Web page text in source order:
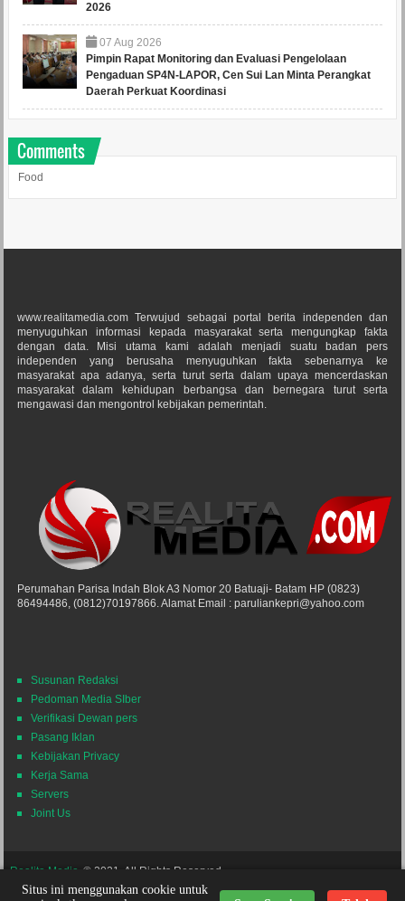
2026
07 Aug 2026
Pimpin Rapat Monitoring dan Evaluasi Pengelolaan
Pengaduan SP4N-LAPOR, Cen Sui Lan Minta Perangkat
Daerah Perkuat Koordinasi
Comments
Food
www.realitamedia.com Terwujud sebagai portal berita independen dan
menyuguhkan informasi kepada masyarakat serta mengungkap fakta
dengan data. Misi utama kami adalah menjadi suatu badan pers
independen yang berusaha menyuguhkan fakta sebenarnya ke
masyarakat apa adanya, serta turut serta dalam upaya mencerdaskan
masyarakat dalam kehidupan berbangsa dan bernegara turut serta
mengawasi dan mengontrol kebijakan pemerintah.
Perumahan Parisa Indah Blok A3 Nomor 20 Batuaji- Batam HP (0823)
86494486, (0812)70197866. Alamat Email : paruliankepri@yahoo.com
Susunan Redaksi
Pedoman Media SIber
Verifikasi Dewan pers
Pasang Iklan
Kebijakan Privacy
Kerja Sama
Servers
Joint Us
Realita Media © 2021. All Rights Reserved.
Situs ini menggunakan cookie untuk